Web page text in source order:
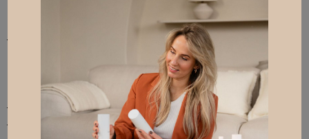
persoonsgegevens doordat u gebruik maakt van
mijn diensten en/of omdat u deze zelf aan mij
verstrekt.
Hieronder vindt u een overzicht van de
persoonsgegevens die ik verwerk:
– Voor- en achternaam
– Geslacht